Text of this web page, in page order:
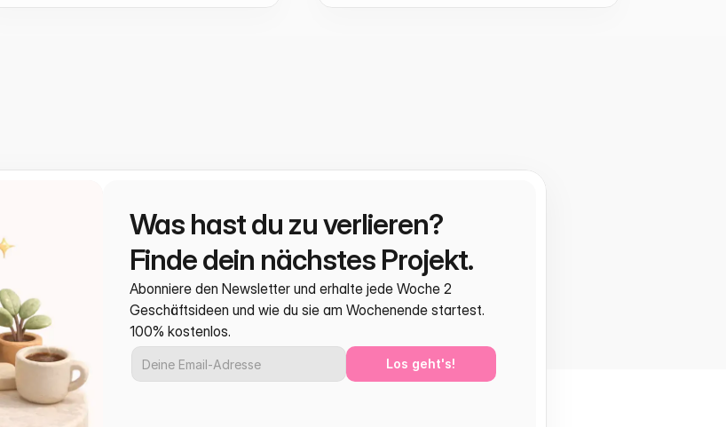
Was hast du zu verlieren?
Finde dein nächstes Projekt.
Abonniere den Newsletter und erhalte jede Woche 2
Geschäftsideen und wie du sie am Wochenende startest.
100% kostenlos.
Los geht's!